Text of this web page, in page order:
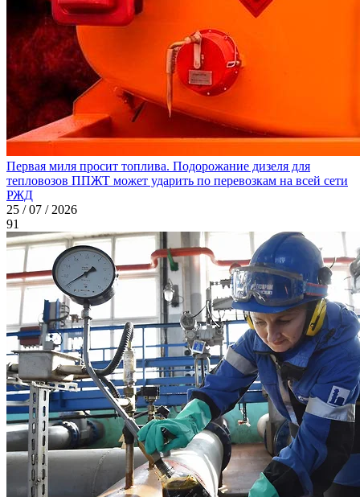
Первая миля просит топлива. Подорожание дизеля для
тепловозов ППЖТ может ударить по перевозкам на всей сети
РЖД
25 / 07 / 2026
91